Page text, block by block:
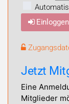
Einloggen
Jetzt
Eine
Mitglieder